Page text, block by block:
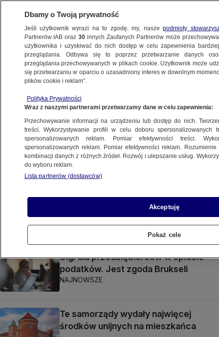
BIZNES
PIENIĄDZE
Wypłata dodatkowego zasiłku
opiekuńczego przedłużona
Kierowcy mogą głębiej sięgnąć
do portfela
MOTO
Nagrody pieniężne za pobranie
aplikacji. Klienci dużego banku
na celowniku oszustów
Ulgi dla przedsiębiorców w spłacie
podatków. Jest zgoda Brukseli
NAJNOWSZE
Te samorządy wydały najwięcej
środków unijnych na mieszkańca
Dbamy o Twoją prywatność
Jeśli użytkownik wyrazi na to zgodę, my, naszepodmioty
Partnerów IAB oraz30 innych Zaufanych Partnerów może
użytkownika i uzyskiwać do nich dostęp w celu zapewnienia
przeglądania. Odbywa się to poprzez przetwarzanie danych
przeglądania przechowywanych w plikach cookie. Użytkownik może
się przetwarzaniu w oparciu o uzasadniony interes w dowolnym
plików cookie i reklam”.
Polityka Prywatności
Wraz z naszymi partnerami przetwarzamy dane w celu zapewnienia:
Przechowywanie informacji na urządzeniu lub dostęp do nich.
treści. Wykorzystywanie profili w celu doboru spersonalizowanych
spersonalizowanych reklam. Pomiar efektywności treści.
spersonalizowanych reklam. Pomiar efektywności reklam.
kombinacji danych z różnych źródeł. Rozwój i ulepszanie usług.
do wyboru reklam.
Lista partnerów (dostawców)
Akceptuję
Pokaż cele